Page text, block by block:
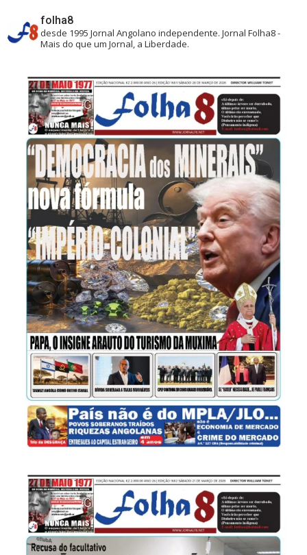
folha8
desde 1995 Jornal Angolano independente.Jornal Folha8 -
Mais do que um Jornal, a Liberdade.